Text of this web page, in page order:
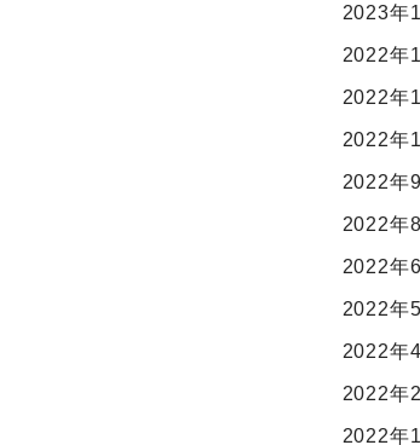
2023年1
2022年
2022年
2022年
2022年9
2022年8
2022年6
2022年5
2022年4
2022年2
2022年1